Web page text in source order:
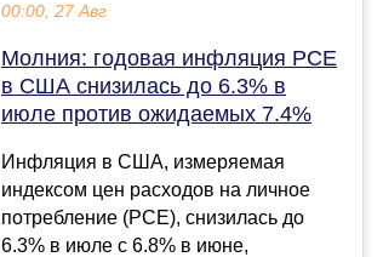
00:00, 27 Авг
Молния: годовая инфляция PCE
в США снизилась до 6.3% в
июле против ожидаемых 7.4%
Инфляция в США, измеряемая
индексом цен расходов на личное
потребление (PCE), снизилась до
6.3% в июле с 6.8% в июне,